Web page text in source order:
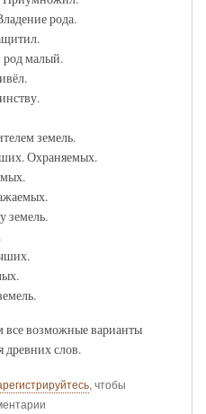
рода.
малый.
земель.
Охраняемых.
земель.
все возможные варианты
слов.
, чтобы